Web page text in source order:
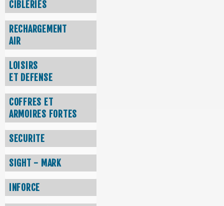
CIBLERIES
RECHARGEMENT
AIR
LOISIRS
ET DEFENSE
COFFRES ET
ARMOIRES FORTES
SECURITE
SIGHT - MARK
INFORCE